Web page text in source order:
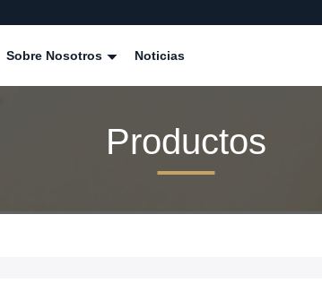
Sobre Nosotros Noticias
Productos